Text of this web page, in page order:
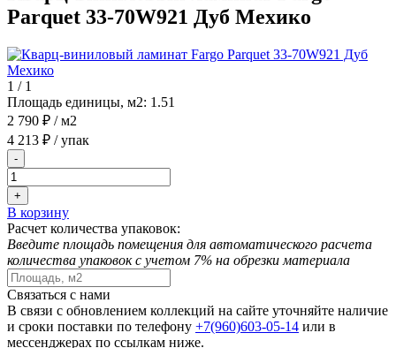
Parquet 33-70W921 Дуб Мехико
1 / 1
Площадь единицы, м2: 1.51
2 790 ₽ / м2
4 213 ₽ / упак
-
+
В корзину
Расчет количества упаковок:
Введите площадь помещения для автоматического расчета
количества упаковок с учетом 7% на обрезки материала
Связаться с нами
В связи с обновлением коллекций на сайте уточняйте наличие
и сроки поставки по телефону +7(960)603-05-14 или в
мессенджерах по ссылкам ниже.